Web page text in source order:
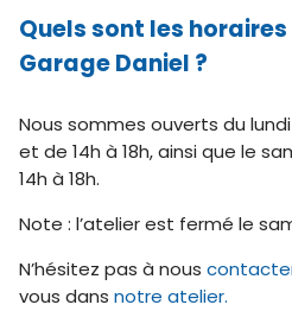
Quels sont les
Garage Daniel ?
Nous sommes ouverts du
et de 14h à 18h, ainsi que le
14h à 18h.
Note : l’atelier est fermé le
N’hésitez pas à nous
vous dans notre atelier.